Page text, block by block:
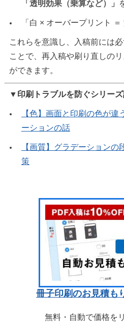
「透明効果（乗算など）」
「白 × オーバープリント
これらを意識し、入稿前には
ことで、再入稿や刷り直しの
ができます。
▼印刷トラブルを防ぐシリー
【色】画面と印刷の色が違
ーションの話
【画質】グラデーション
策
冊子印刷のお見積も
無料・自動で価格を